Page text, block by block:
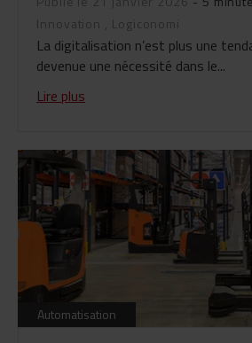
Innovation , Logiconomi
La digitalisation n’est plus une
devenue une nécessité dans le...
Lire plus
Automatisation